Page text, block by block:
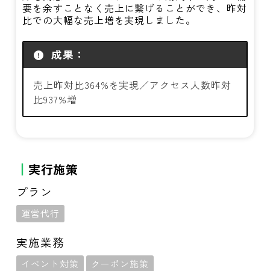
要を余すことなく売上に繋げることができ、昨対
比での大幅な売上増を実現しました。
成果：
売上昨対比364%を実現／アクセス人数昨対
比937%増
実行施策
プラン
運営代行
実施業務
イベント対策 クーポン施策